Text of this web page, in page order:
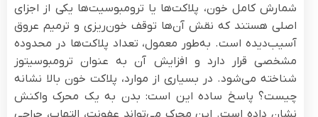
شمارش کامل خون، پلاکت‌ها یا ترومبوسیت‌ها یکی از اجزای
اصلی هستند که نقش آن‌ها توقف خون‌ریزی و ترمیم عروق
آسیب‌دیده است. به‌طور معمول، تعداد پلاکت‌ها در محدوده
مشخصی قرار دارد و افزایش آن به عنوان ترومبوسیتوز
شناخته می‌شود. در بسیاری از موارد، پلاکت خون بالا نشانه
چیست؟ پاسخ ساده این است: بدن به یک محرک واکنش
نشان داده است. این محرک می‌تواند عفونت، التهاب، جراحی